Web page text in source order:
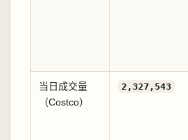
当日成交量
（Costco）
2,327,543